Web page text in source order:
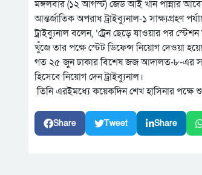
মঙ্গলবার (১২ আগস্ট) জেড আই খান পান্নার
আন্তর্জাতিক অপরাধ ট্রাইব্যুনাল-১ সাক্ষ্যগ্রহণ
ট্রাইব্যুনাল বলেন, ‘ট্রেন ছেড়ে যাওয়ার পর
খুঁজে তার পক্ষে স্টেট ডিফেন্স নিয়োগ দেওয়া
গত ২৫ জুন ঢাকার বিশেষ জজ আদালত-৮-এর
হিসেবে নিয়োগ দেন ট্রাইব্যুনাল।
তিনি এরইমধ্যে কয়েকদিন শেখ হাসিনার পক্ষে
Share Tweet Share